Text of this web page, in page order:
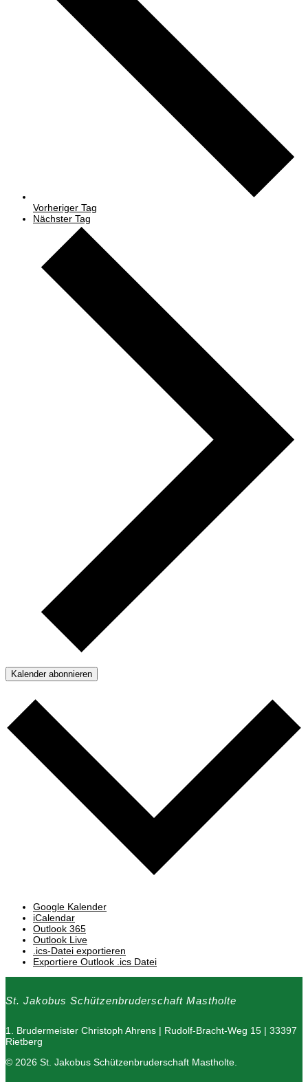
Vorheriger Tag
Nächster Tag
Kalender abonnieren
Google Kalender
iCalendar
Outlook 365
Outlook Live
.ics-Datei exportieren
Exportiere Outlook .ics Datei
St. Jakobus Schützenbruderschaft Mastholte
1. Brudermeister Christoph Ahrens | Rudolf-Bracht-Weg 15 | 33397
Rietberg
© 2026 St. Jakobus Schützenbruderschaft Mastholte.